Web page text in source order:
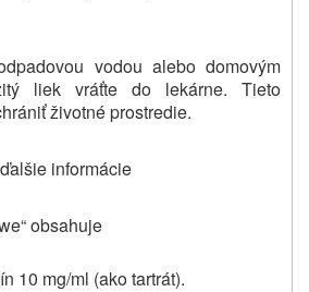
vodou alebo domovým
liek vráťte do lekárne. Tieto
životné prostredie.
informácie
obsahuje
10 mg/ml (ako tartrát).